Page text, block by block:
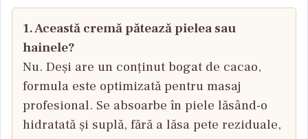
1. Această cremă pătează pielea sau
hainele?
Nu. Deși are un conținut bogat de cacao,
formula este optimizată pentru masaj
profesional. Se absoarbe în piele lăsând-o
hidratată și suplă, fără a lăsa pete reziduale,